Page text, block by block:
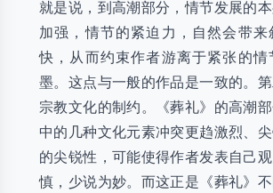
就是说，到高潮部分，情节发展的
加强，情节的紧迫力，自然会带来
快，从而约束作者游离于紧张的情
墨。这点与一般的作品是一致的。
宗教文化的制约。《葬礼》的高潮
中的几种文化元素冲突更趋激烈、
的尖锐性，可能使得作者发表自己
慎，少说为妙。而这正是《葬礼》